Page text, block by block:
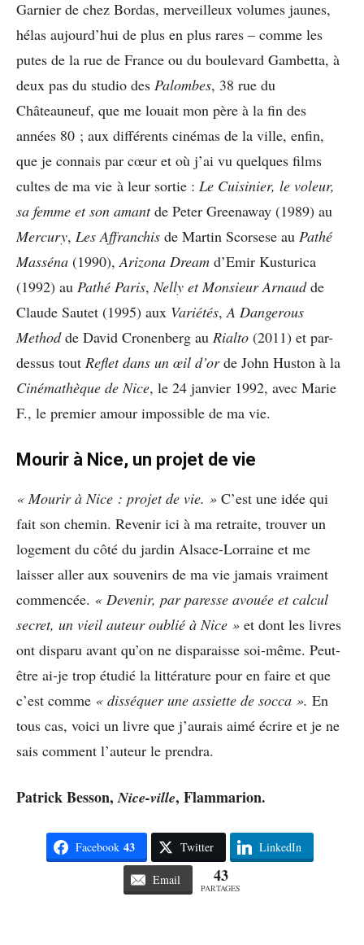
Garnier de chez Bordas, merveilleux volumes jaunes,
hélas aujourd’hui de plus en plus rares – comme les
putes de la rue de France ou du boulevard Gambetta, à
deux pas du studio des Palombes, 38 rue du
Châteauneuf, que me louait mon père à la fin des
années 80 ; aux différents cinémas de la ville, enfin,
que je connais par cœur et où j’ai vu quelques films
cultes de ma vie à leur sortie : Le Cuisinier, le voleur,
sa femme et son amantde Peter Greenaway (1989) au
Mercury, Les Affranchis de Martin Scorsese au Pathé
Masséna (1990),Arizona Dream d’Emir Kusturica
(1992) au Pathé Paris,Nelly et Monsieur Arnaudde
Claude Sautet (1995) aux Variétés,A Dangerous
Methodde David Cronenberg au Rialto (2011) et par-
dessus tout Reflet dans un œil d’orde John Huston à la
Cinémathèque de Nice, le 24 janvier 1992, avec Marie
F., le premier amour impossible de ma vie.
Mourir à Nice, un projet de vie
« Mourir à Nice : projet de vie. » C’est une idée qui
fait son chemin. Revenir ici à ma retraite, trouver un
logement du côté du jardin Alsace-Lorraine et me
laisser aller aux souvenirs de ma vie jamais vraiment
commencée. « Devenir, par paresse avouée et calcul
secret, un vieil auteur oublié à Nice » et dont les livres
ont disparu avant qu’on ne disparaisse soi-même. Peut-
être ai-je trop étudié la littérature pour en faire et que
c’est comme « disséquer une assiette de socca ». En
tous cas, voici un livre que j’aurais aimé écrire et je ne
sais comment l’auteur le prendra.
Patrick Besson,Nice-ville, Flammarion.
Facebook 43 Twitter LinkedIn
Email 43
PARTAGES